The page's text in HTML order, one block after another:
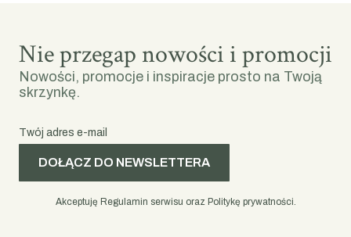
Nie przegap nowości i promocji
Nowości, promocje i inspiracje prosto na Twoją
skrzynkę.
Twój adres e-mail
DOŁĄCZ DO NEWSLETTERA
Akceptuję Regulamin serwisu oraz Politykę prywatności.